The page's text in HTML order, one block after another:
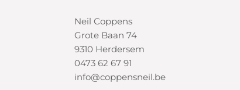
Neil Coppens
Grote Baan 74
9310 Herdersem
0473 62 67 91
info@coppensneil.be